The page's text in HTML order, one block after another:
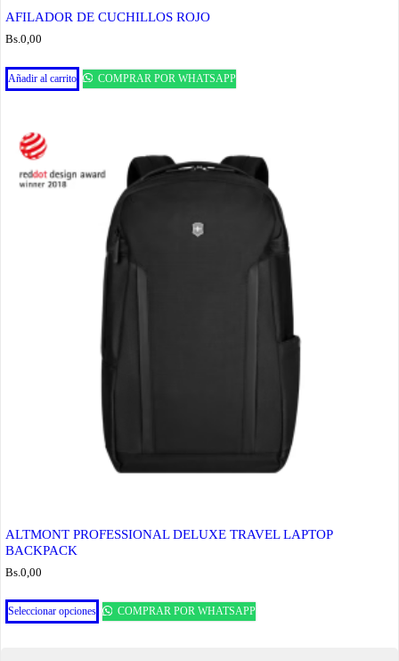
AFILADOR DE CUCHILLOS ROJO
Bs.0,00
Añadir al carrito COMPRAR POR WHATSAPP
ALTMONT PROFESSIONAL DELUXE TRAVEL LAPTOP
BACKPACK
Bs. 0,00
Seleccionar opciones
Este
producto
COMPRAR POR WHATSAPP